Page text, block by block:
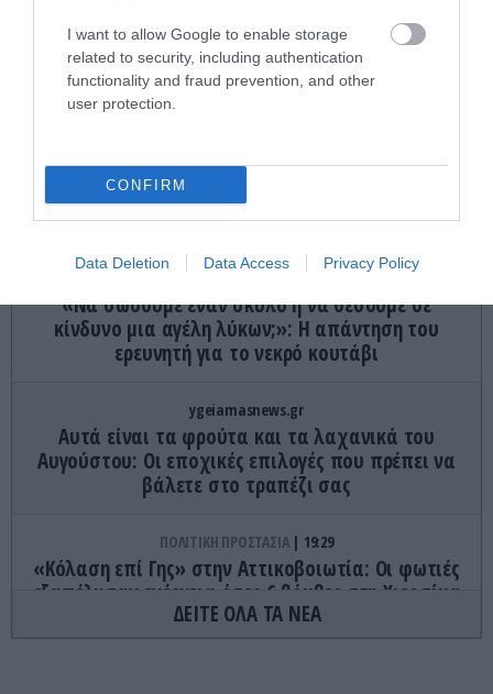
I want to allow Google to enable storage
related to security, including authentication
functionality and fraud prevention, and other
user protection.
CONFIRM
Data Deletion Data Access Privacy Policy
Νέα ρωσικά πλήγματα σε πλοία και λιμενικές
εγκαταστάσεις της Ουκρανίας – Δύο νεκροί στην
Κριμαία
Οι ωραιότερες παραλίες της Αστυπάλαιας – Οι
κρυφοί παράδεισοι της «πεταλούδας του
Αιγαίου»
«Να σώσουμε έναν σκύλο ή να θέσουμε σε
κίνδυνο μια αγέλη λύκων;»: Η απάντηση του
ερευνητή για το νεκρό κουτάβι
ygeiamasnews.gr
Αυτά είναι τα φρούτα και τα λαχανικά του
Αυγούστου: Οι εποχικές επιλογές που πρέπει να
βάλετε στο τραπέζι σας
ΠΟΛΙΤΙΚΗ ΠΡΟΣΤΑΣΙΑ 19:29
«Κόλαση επί Γης» στην Αττικοβοιωτία: Οι φωτιές
εξαπέλυσαν ενέργεια όσες 6 βόμβες στη Χιροσίμα
(γραφήματα)
ΔΕΙΤΕ ΟΛΑ ΤΑ ΝΕΑ